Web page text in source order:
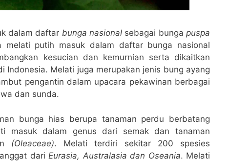
dalam daftar bunga nasional sebagai bunga puspa
putih masuk dalam daftar bunga nasional
kesucian dan kemurnian serta dikaitkan
Indonesia. Melati juga merupakan jenis bung ayang
pengantin dalam upacara pekawinan berbagai
dan sunda.
bunga hias berupa tanaman perdu berbatang
masuk dalam genus dari semak dan tanaman
(Oleaceae). Melati terdiri sekitar 200 spesies
dari Eurasia, Australasia dan Oseania. Melati